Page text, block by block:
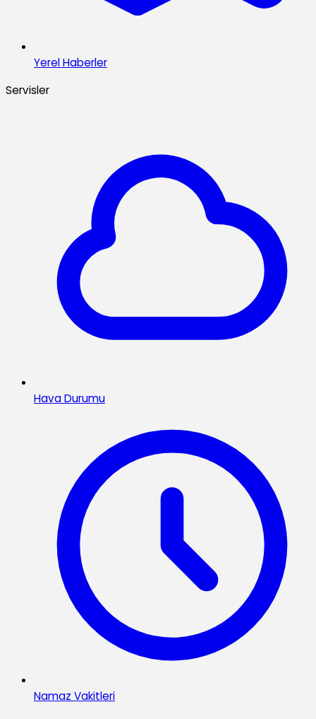
Yerel Haberler
Servisler
Hava Durumu
Namaz Vakitleri